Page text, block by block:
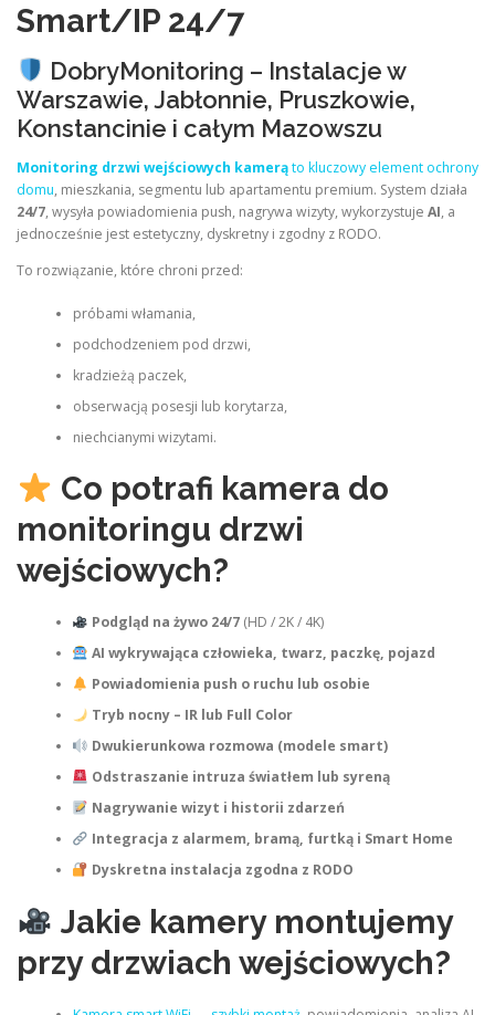
Smart/IP 24/7
DobryMonitoring – Instalacje w
Warszawie, Jabłonnie, Pruszkowie,
Konstancinie i całym Mazowszu
Monitoring drzwi wejściowych kamerąto kluczowy element ochrony
domu, mieszkania, segmentu lub apartamentu premium. System działa
24/7, wysyła powiadomienia push, nagrywa wizyty, wykorzystuje AI, a
jednocześnie jest estetyczny, dyskretny i zgodny z RODO.
To rozwiązanie, które chroni przed:
próbami włamania,
podchodzeniem pod drzwi,
kradzieżą paczek,
obserwacją posesji lub korytarza,
niechcianymi wizytami.
Co potrafi kamera do
monitoringu drzwi
wejściowych?
Podgląd na żywo 24/7(HD / 2K / 4K)
AI wykrywająca człowieka, twarz, paczkę, pojazd
Powiadomienia push o ruchu lub osobie
Tryb nocny – IR lub Full Color
Dwukierunkowa rozmowa (modele smart)
Odstraszanie intruza światłem lub syreną
Nagrywanie wizyt i historii zdarzeń
Integracja z alarmem, bramą, furtką i Smart Home
Dyskretna instalacja zgodna z RODO
Jakie kamery montujemy
przy drzwiach wejściowych?